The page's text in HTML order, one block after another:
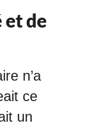
et de
n’a
ce
un